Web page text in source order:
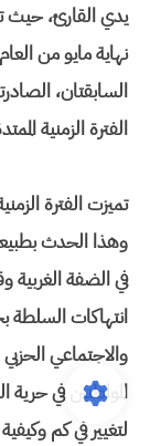
نهاية مايو من
السابقتان،
الفترة الزمنية الممتدة من مايو 1994
تميزت الفترة
وهذا الحدث
في الضفة الغربية
انتهاكات
والاجتماعي
المواطنين في
لتغيير في كم